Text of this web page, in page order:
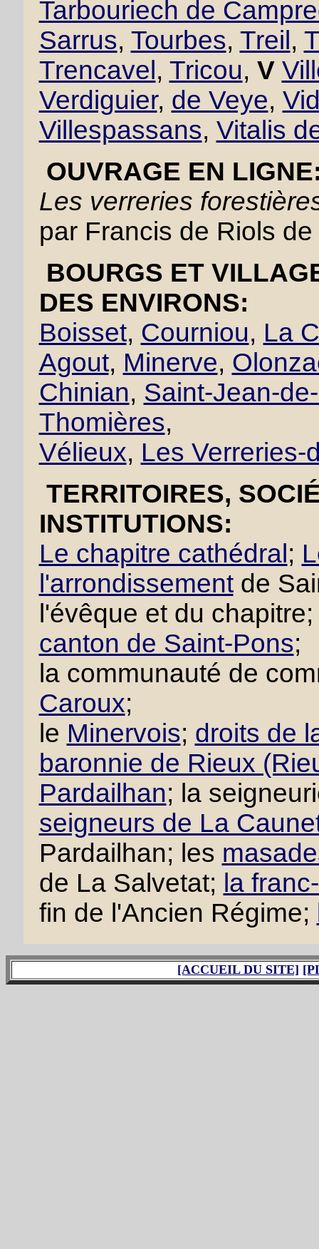
Tarbouriech de
Sarrus, Tourbes, Treil ,
Trencavel , Tricou, V
Verdiguier, de Veye,
Villespassans, Vitalis
OUVRAGE EN
Les verreries
par Francis de Riols
BOURGS ET
DES ENVIRONS:
Boisset, Courniou, La
Agout, Minerve,
Chinian, Saint-Jean-
Thomières,
Vélieux, Les Verreries-
TERRITOIRES,
INSTITUTIONS:
Le chapitre cathédral ;
l'arrondissementde
l'évêque et du chapitre;
canton de Saint-Pons;
la communauté de
Caroux;
le Minervois; droits de
baronnie de Rieux
Pardailhan; la
seigneurs de La
Pardailhan; les
de La Salvetat; la
fin de l'Ancien Régime;
[ACCUEIL DU SITE]